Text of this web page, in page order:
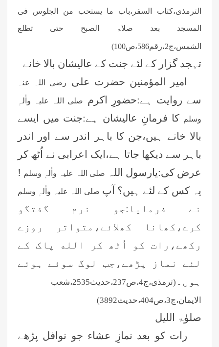
الترمذی،کتاب السفر،باب ما یستحب من الجلوس فی
المسجد بعد صلاۃ الصبح حتی تطلع
الشمس،ج2،رقم586،ص100)
تہجد گزار کے لئے جنت کے عالیشان بالا خانے
امیر المؤمنین حضرت علی
رضی اللہ عنہ
سے روایت ہے:حضورِ اکرم صلی اللہ علیہ واٰلہٖ
وسلم کا فرمانِ عالیشان ہے:جنت میں ایسے
بالا خانے ہیں،جن کا باہر اندر سے اور اندر
باہر سے دیکھا جاتا ہے،ایک اعرابی نے اُٹھ کر
عرض کی:یارسول اللہ
صلی اللہ علیہ واٰلہٖ وسلم !
یہ کس کے لئے ہیں؟ آپ صلی اللہ علیہ واٰلہٖ وسلم
نے فرمایا:جو نرم گفتگو
کرے،کھانا کھلائے،متواتر روزے
رکھے،رات کو اُٹھ کر الله پاک کے
لئے نماز پڑھے،جب لوگ سوئے ہوئے
ہوں۔
(ترمذی،ج4،ص237،حدیث2535،شعب
الایمان،ج3،ص404،حدیث3892)
صلوٰۃ اللیل
رات کو بعد نمازِ عشاء جو نوافل پڑھے